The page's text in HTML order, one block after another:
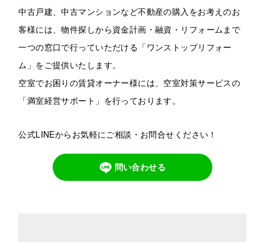
中古戸建、中古マンションなど不動産の購入をお考えのお
客様には、物件探しから資金計画・融資・リフォームまで
一つの窓口で行っていただける「ワンストップリフォー
ム」をご提供いたします。
空室でお困りの賃貸オーナー様には、空室対策サービスの
「満室経営サポート」を行っております。
公式LINEからお気軽にご相談・お問合せください！
問い合わせる